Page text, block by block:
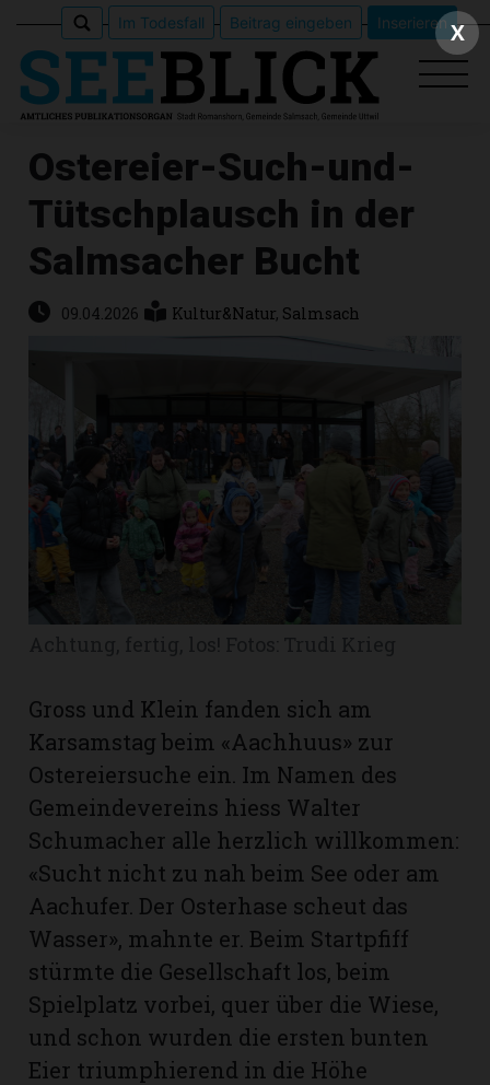
Epaper
Veranstaltungen
Erlebnisführer
Romanshorn:
Im Todesfall Beitrag eingeben Inserieren
Ostereier-Such-und-
Tütschplausch in der
Salmsacher Bucht
09.04.2026 Kultur&Natur, Salmsach
Gross und Klein fanden sich am
Karsamstag beim «Aachhuus» zur
Ostereiersuche ein. Im Namen des
Gemeindevereins hiess Walter
Schumacher alle herzlich willkommen:
«Sucht nicht zu nah beim See oder am
Aachufer. Der Osterhase scheut das
Wasser», mahnte er. Beim Startpfiff
stürmte die Gesellschaft los, beim
Spielplatz vorbei, quer über die Wiese,
und schon wurden die ersten bunten
Eier triumphierend in die Höhe
X